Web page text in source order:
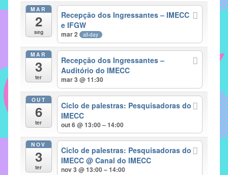
mecanismos
proporcionem
fortalecimento
sociais
profissionais
alunos,
professores
MAR
2
seg
Recepção dos Ingressantes – IMECC
e IFGW
mar 2 all-day
MAR
3
ter
Recepção dos Ingressantes –
Auditório do IMECC
mar 3 @ 11:30
OUT
6
ter
Ciclo de palestras: Pesquisadoras do
IMECC
out 6 @ 13:00 – 14:00
NOV
3
ter
Ciclo de palestras: Pesquisadoras do
IMECC@ Canal do IMECC
nov 3 @ 13:00 – 14:00